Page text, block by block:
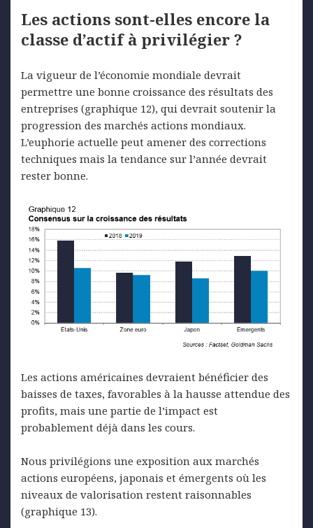
Les actions sont-elles encore la
classe d’actif à privilégier ?
La vigueur de l’économie mondiale devrait
permettre une bonne croissance des résultats des
entreprises (graphique 12), qui devrait soutenir la
progression des marchés actions mondiaux.
L’euphorie actuelle peut amener des corrections
techniques mais la tendance sur l’année devrait
rester bonne.
Les actions américaines devraient bénéficier des
baisses de taxes, favorables à la hausse attendue des
profits, mais une partie de l’impact est
probablement déjà dans les cours.
Nous privilégions une exposition aux marchés
actions européens, japonais et émergents où les
niveaux de valorisation restent raisonnables
(graphique 13).